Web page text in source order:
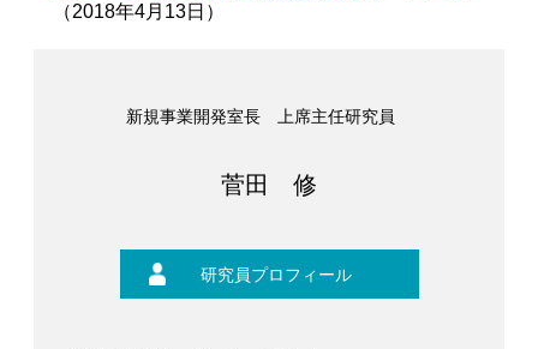
（2018年4月13日）
新規事業開発室長 上席主任研究員
菅田 修
研究員プロフィール